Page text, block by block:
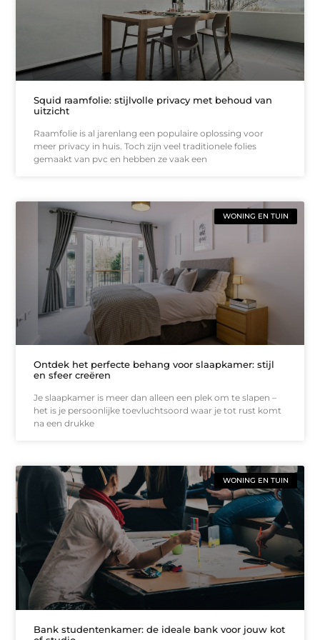
Squid raamfolie: stijlvolle privacy met behoud van
uitzicht
Raamfolie is al jarenlang een populaire oplossing voor
meer privacy in huis. Toch zijn veel traditionele folies
gemaakt van pvc en hebben ze vaak een
WONING EN TUIN
Ontdek het perfecte behang voor slaapkamer: stijl
en sfeer creëren
Je slaapkamer is meer dan alleen een plek om te slapen –
het is je persoonlijke toevluchtsoord waar je tot rust komt
na een drukke
WONING EN TUIN
Bank studentenkamer: de ideale bank voor jouw kot